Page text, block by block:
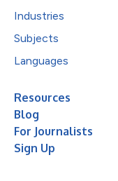
Industries
Subjects
Languages
Resources
Blog
For Journalists
Sign Up